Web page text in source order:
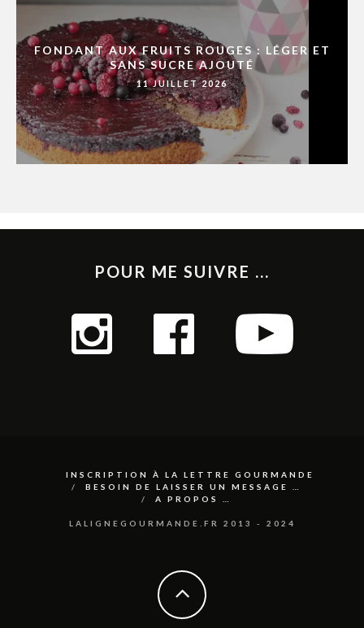
FONDANT AUX FRUITS ROUGES : LÉGER ET
SANS SUCRE AJOUTÉ
11 JUILLET 2026
POUR ME SUIVRE ...
INSCRIPTION À LA LETTRE GOURMANDE
BESOIN DE LAISSER UN MESSAGE …
A PROPOS …
LALIGNEGOURMANDE.FR 2013 - 2024